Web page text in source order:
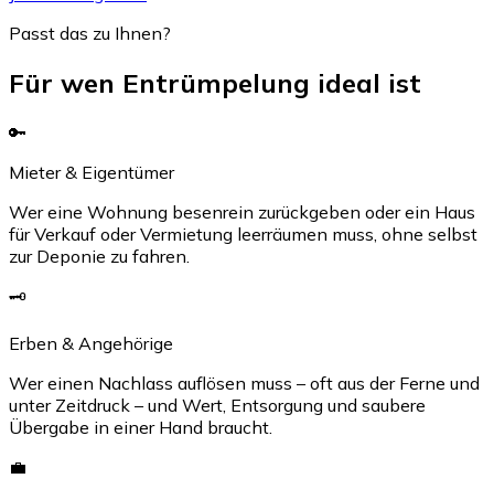
Passt das zu Ihnen?
Für wen Entrümpelung ideal ist
🔑
Mieter & Eigentümer
Wer eine Wohnung besenrein zurückgeben oder ein Haus
für Verkauf oder Vermietung leerräumen muss, ohne selbst
zur Deponie zu fahren.
🗝️
Erben & Angehörige
Wer einen Nachlass auflösen muss – oft aus der Ferne und
unter Zeitdruck – und Wert, Entsorgung und saubere
Übergabe in einer Hand braucht.
💼